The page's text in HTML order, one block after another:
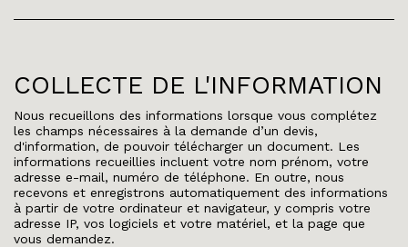
COLLECTE DE L'INFORMATION
Nous recueillons des informations lorsque vous complétez
les champs nécessaires à la demande d’un devis,
d'information, de pouvoir télécharger un document. Les
informations recueillies incluent votre nom prénom, votre
adresse e-mail, numéro de téléphone. En outre, nous
recevons et enregistrons automatiquement des informations
à partir de votre ordinateur et navigateur, y compris votre
adresse IP, vos logiciels et votre matériel, et la page que
vous demandez.